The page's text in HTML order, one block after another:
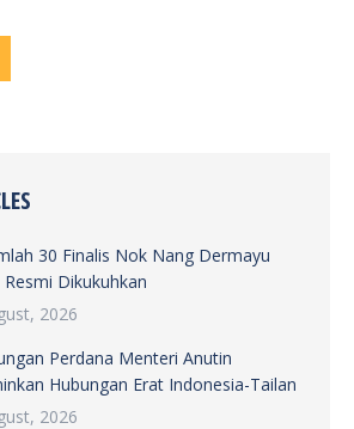
30 Finalis Nok Nang Dermayu
Resmi Dikukuhkan
2026
Perdana Menteri Anutin
Hubungan Erat Indonesia-Tailan
2026